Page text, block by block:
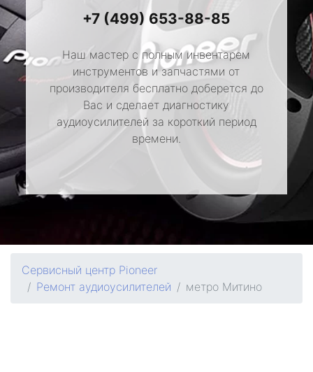
+7 (499) 653-88-85
Наш мастер с полным инвентарем
инструментов и запчастями от
производителя бесплатно доберется до
Вас и сделает диагностику
аудиоусилителей за короткий период
времени.
Сервисный центр Pioneer
Ремонт аудиоусилителей
метро Митино